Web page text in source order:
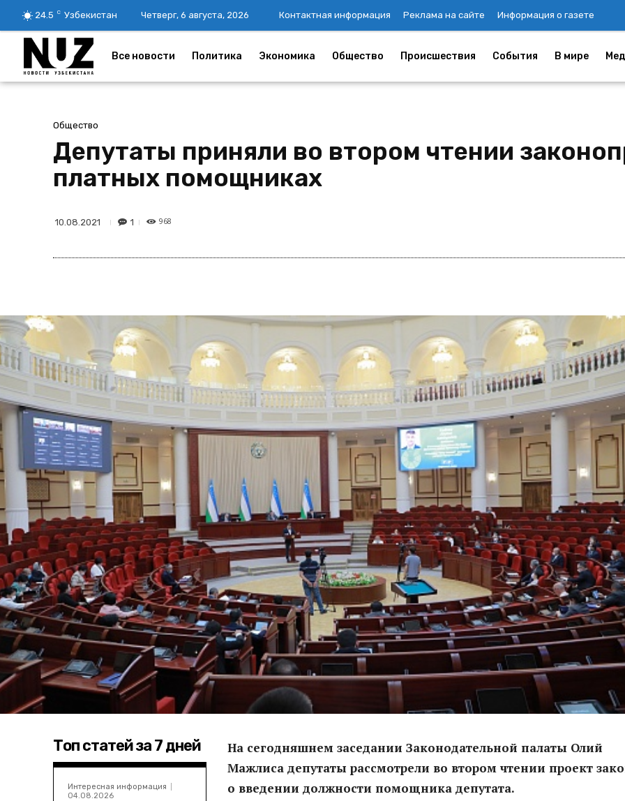
24.5 C Узбекистан Четверг, 6 августа, 2026 Контактная информация Реклама на сайте Информация о газете
Все новости Политика Экономика Общество Происшествия События В мире
Общество
Депутаты приняли во втором чтении
платных помощниках
10.08.2021 1 968
Топ статей за 7 дней
Интересная информация
04.08.2026
На сегодняшнем заседании Законодательной палаты Олий
Мажлиса депутаты рассмотрели во втором чтении проект
о введении должности помощника депутата.